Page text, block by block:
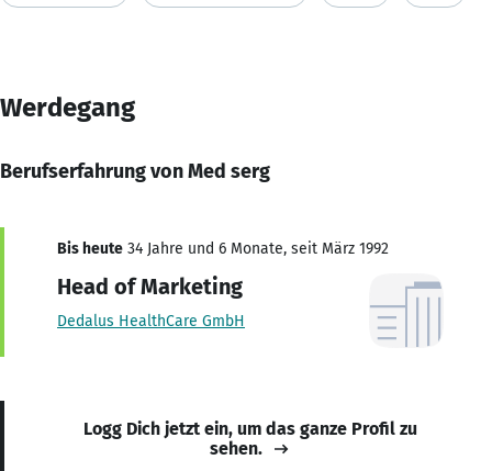
Werdegang
Berufserfahrung von Med serg
Bis heute 34 Jahre und 6 Monate, seit März 1992
Head of Marketing
Dedalus HealthCare GmbH
Logg Dich jetzt ein, um das ganze Profil zu
sehen.